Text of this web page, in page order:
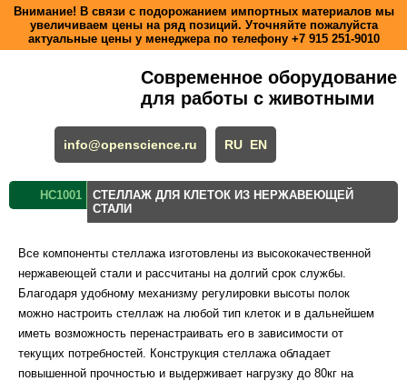
Внимание! В связи с подорожанием импортных материалов мы
увеличиваем цены на ряд позиций. Уточняйте пожалуйста
актуальные цены у менеджера по телефону +7 915 251-9010
Современное оборудование
для работы с животными
info@openscience.ru RU EN
HC1001
СТЕЛЛАЖ ДЛЯ КЛЕТОК ИЗ НЕРЖАВЕЮЩЕЙ
СТАЛИ
Все компоненты стеллажа изготовлены из высококачественной
нержавеющей стали и рассчитаны на долгий срок службы.
Благодаря удобному механизму регулировки высоты полок
можно настроить стеллаж на любой тип клеток и в дальнейшем
иметь возможность перенастраивать его в зависимости от
текущих потребностей. Конструкция стеллажа обладает
повышенной прочностью и выдерживает нагрузку до 80кг на